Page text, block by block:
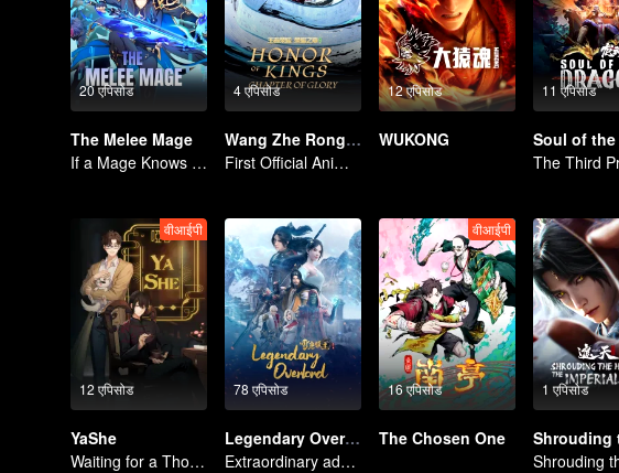
20 एपिसोड
The Melee Mage
If a Mage Knows Kung Fu, No One Can Stop Him
4 एपिसोड
Wang Zhe Rong Yao Donghua
First Official Animation of Honor of Kings
12 एपिसोड
WUKONG
11 एपिसोड
12 एपिसोड
वीआईपी
YaShe
Waiting for a Thousand Years, Just to Meet Again
78 एपिसोड
Legendary Overlord S2
Extraordinary adventure, a teenager reborn from adversity.
16 एपिसोड
वीआईपी
The Chosen One
1 एपिसोड